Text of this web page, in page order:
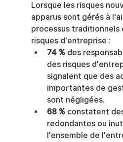
Lorsque les risques
apparus sont gérés à
processus traditionnels
risques d'entreprise :
74 % des
des risques
signalent que des
importantes de
sont négligées.
68 % constatent
redondantes ou
l'ensemble de